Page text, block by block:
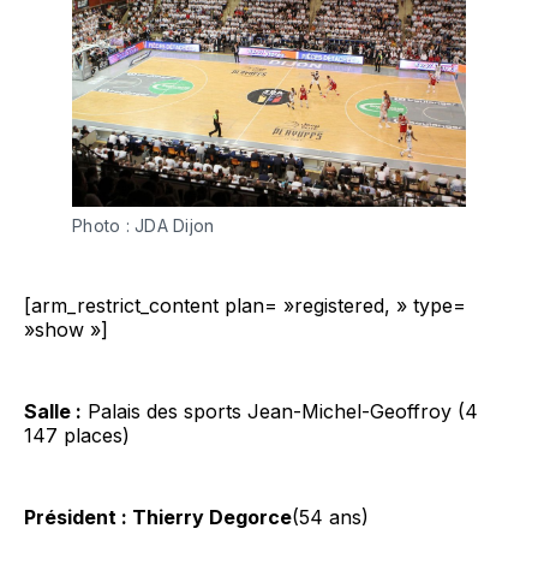
Photo : JDA Dijon
[arm_restrict_content plan= »registered, » type=
»show »]
Salle : Palais des sports Jean-Michel-Geoffroy (4
147 places)
Président : Thierry Degorce(54 ans)